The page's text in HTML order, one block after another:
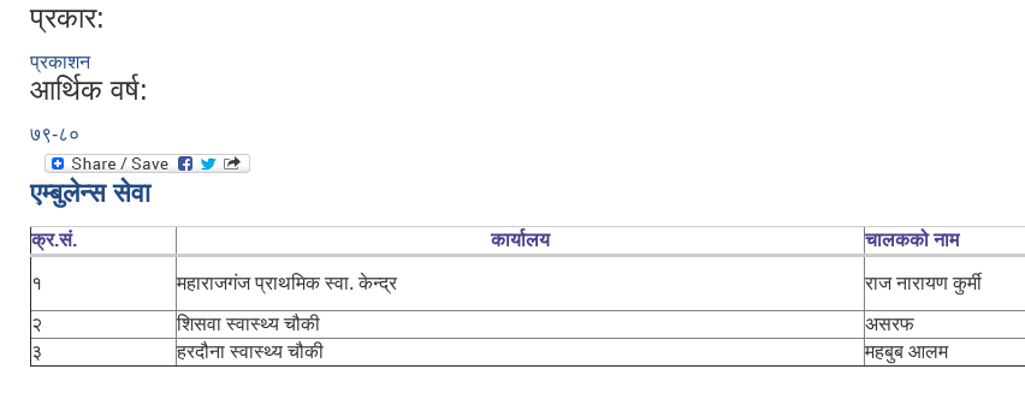
प्रकार:
प्रकाशन
आर्थिक वर्ष:
७९-८०
एम्बुलेन्स सेवा
क्र.सं. कार्यालय चालकको नाम
१ महाराजगंज प्राथमिक स्वा. केन्द्र राज नारायण कुर्मी
२
शिसवा स्वास्थ्य चौकी असरफ
३
हरदौना स्वास्थ्य चौकी महबुब आलम